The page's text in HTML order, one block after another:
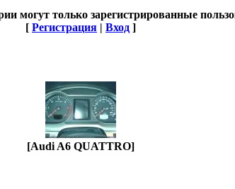
могут только зарегистрированные
[ Регистрация | Вход ]
[Audi A6 QUATTRO]